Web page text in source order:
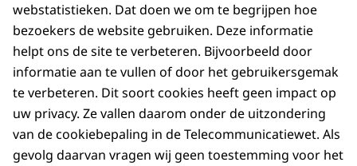
webstatistieken. Dat doen we om te begrijpen hoe
bezoekers de website gebruiken. Deze informatie
helpt ons de site te verbeteren. Bijvoorbeeld door
informatie aan te vullen of door het gebruikersgemak
te verbeteren. Dit soort cookies heeft geen impact op
uw privacy. Ze vallen daarom onder de uitzondering
van de cookiebepaling in de Telecommunicatiewet. Als
gevolg daarvan vragen wij geen toestemming voor het